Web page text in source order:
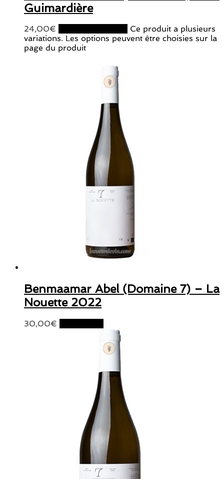
Guimardière
24,00€
Ce produit a plusieurs
variations. Les options peuvent être choisies sur la
page du produit
Benmaamar Abel (Domaine 7) – La
Nouette 2022
30,00€